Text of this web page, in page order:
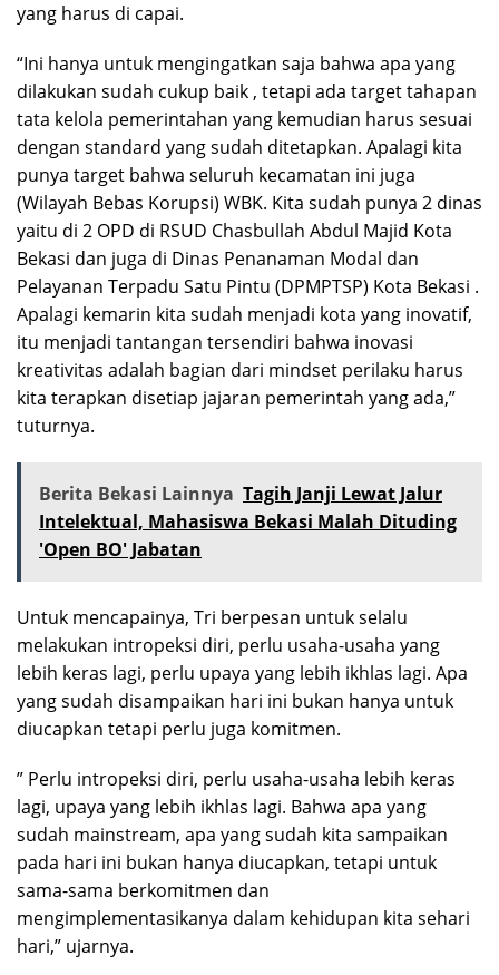
yang harus di capai.
“Ini hanya untuk mengingatkan saja bahwa apa yang
dilakukan sudah cukup baik , tetapi ada target tahapan
tata kelola pemerintahan yang kemudian harus sesuai
dengan standard yang sudah ditetapkan. Apalagi kita
punya target bahwa seluruh kecamatan ini juga
(Wilayah Bebas Korupsi) WBK. Kita sudah punya 2 dinas
yaitu di 2 OPD di RSUD Chasbullah Abdul Majid Kota
Bekasi dan juga di Dinas Penanaman Modal dan
Pelayanan Terpadu Satu Pintu (DPMPTSP) Kota Bekasi .
Apalagi kemarin kita sudah menjadi kota yang inovatif,
itu menjadi tantangan tersendiri bahwa inovasi
kreativitas adalah bagian dari mindset perilaku harus
kita terapkan disetiap jajaran pemerintah yang ada,”
tuturnya.
Berita Bekasi Lainnya Tagih Janji Lewat Jalur
Intelektual, Mahasiswa Bekasi Malah Dituding
'Open BO' Jabatan
Untuk mencapainya, Tri berpesan untuk selalu
melakukan intropeksi diri, perlu usaha-usaha yang
lebih keras lagi, perlu upaya yang lebih ikhlas lagi. Apa
yang sudah disampaikan hari ini bukan hanya untuk
diucapkan tetapi perlu juga komitmen.
” Perlu intropeksi diri, perlu usaha-usaha lebih keras
lagi, upaya yang lebih ikhlas lagi. Bahwa apa yang
sudah mainstream, apa yang sudah kita sampaikan
pada hari ini bukan hanya diucapkan, tetapi untuk
sama-sama berkomitmen dan
mengimplementasikanya dalam kehidupan kita sehari
hari,” ujarnya.